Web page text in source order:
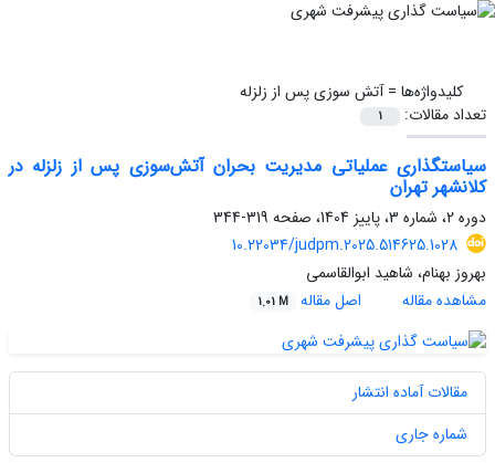
کلیدواژه‌ها =آتش سوزی پس از زلزله
تعداد مقالات:
1
سیاستگذاری عملیاتی مدیریت بحران آتش‌سوزی‌ پس از زلزله در
کلانشهر تهران
دوره 2، شماره 3، پاییز 1404، صفحه
319-344
10.22034/judpm.2025.514625.1028
بهروز بهنام، شاهید ابوالقاسمی
مشاهده مقاله
اصل مقاله 1.01 M
مقالات آماده انتشار
شماره جاری